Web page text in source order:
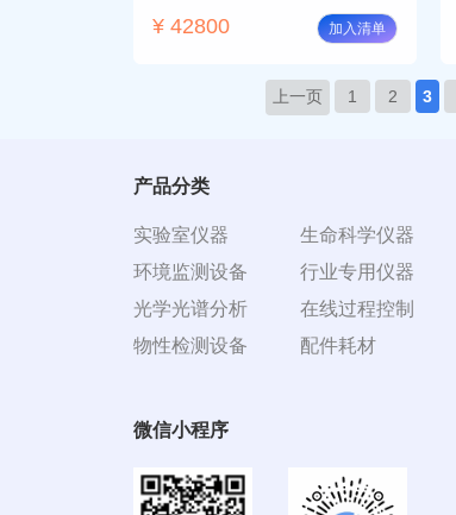
¥ 42800 加入清单
上一页 1 2 3
产品分类
实验室仪器
环境监测设备
光学光谱分析
物性检测设备
生命科学仪器
行业专用仪器
在线过程控制
配件耗材
微信小程序